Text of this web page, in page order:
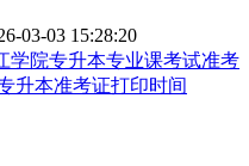
03-03 15:28:20
学院专升本专业课考试准考
升本准考证打印时间